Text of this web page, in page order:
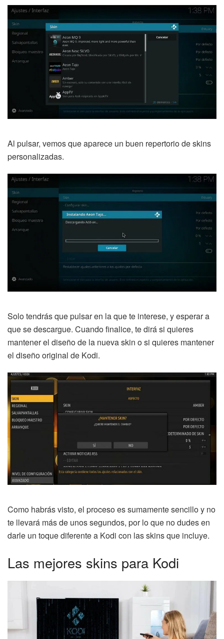
Al pulsar, vemos que aparece un buen repertorio de skins
personalizadas.
Solo tendrás que pulsar en la que te interese, y esperar a
que se descargue. Cuando finalice, te dirá si quieres
mantener el diseño de la nueva skin o si quieres mantener
el diseño original de Kodi.
Como habrás visto, el proceso es sumamente sencillo y no
te llevará más de unos segundos, por lo que no dudes en
darle un toque diferente a Kodi con las skins que incluye.
Las mejores skins para Kodi